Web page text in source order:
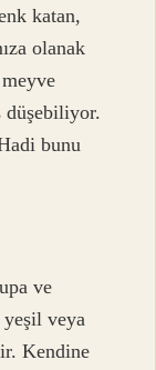
katan,
olanak
düşebiliyor.
bunu
ve
yeşil veya
Kendine